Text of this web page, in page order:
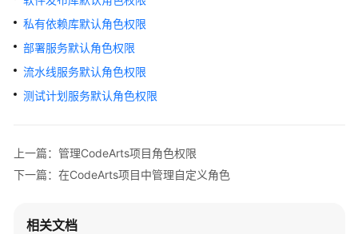
目
群
加
CodeArts
成
员
理
私有依赖库默认角色权限
部署服务默认角色权限
流水线服务默认角色权限
测试计划服务默认角色权限
上一篇：管理CodeArts项目角色权限
下一篇：在CodeArts项目中管理自定义角色
相关文档